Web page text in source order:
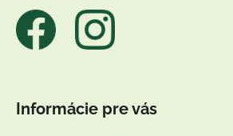
Informácie pre vás